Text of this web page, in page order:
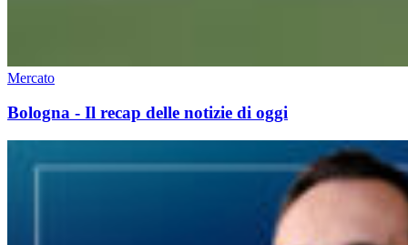
Mercato
Bologna - Il recap delle notizie di oggi